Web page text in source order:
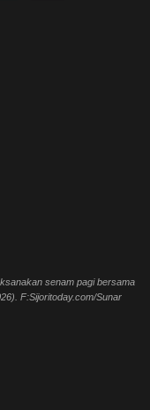
senam pagi bersama
F:Sijoritoday.com/Sunar